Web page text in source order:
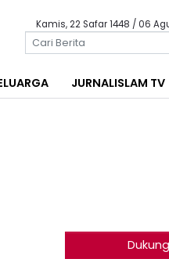
Kamis, 22 Safar 1448 / 06
JURNALISLAM TV